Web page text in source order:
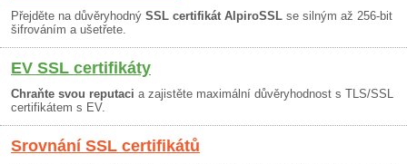
Přejděte na důvěryhodný SSL certifikát AlpiroSSL se silným až 256-bit
šifrováním a ušetřete.
EV SSL certifikáty
Chraňte svou reputaci a zajistěte maximální důvěryhodnost s TLS/SSL
certifikátem s EV.
Srovnání SSL certifikátů